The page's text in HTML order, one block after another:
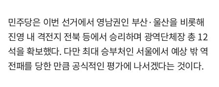
민주당은 이번 선거에서 영남권인 부산·울산을 비롯해
진영 내 격전지 전북 등에서 승리하며 광역단체장 총 12
석을 확보했다. 다만 최대 승부처인 서울에서 예상 밖 역
전패를 당한 만큼 공식적인 평가에 나서겠다는 것이다.